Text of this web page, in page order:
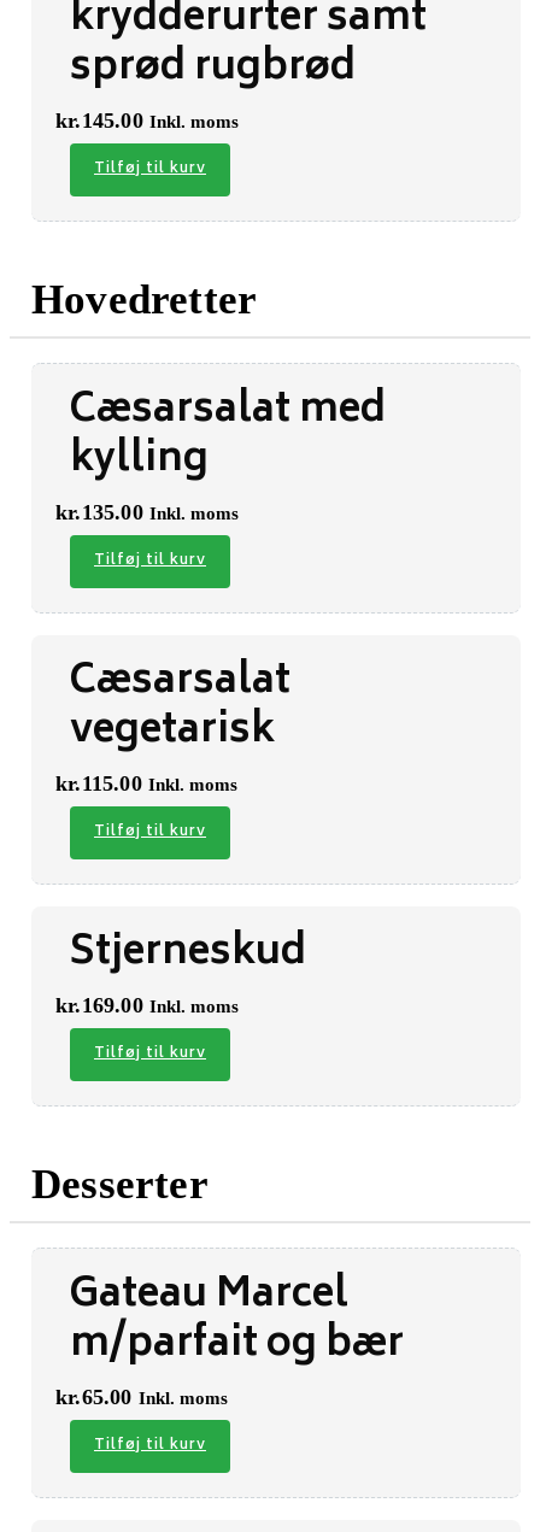
krydderurter samt
sprød rugbrød
kr.145.00 Inkl. moms
Tilføj til kurv
Hovedretter
Cæsarsalat med
kylling
kr.135.00 Inkl. moms
Tilføj til kurv
Cæsarsalat
vegetarisk
kr.115.00 Inkl. moms
Tilføj til kurv
Stjerneskud
kr.169.00 Inkl. moms
Tilføj til kurv
Desserter
Gateau Marcel
m/parfait og bær
kr.65.00 Inkl. moms
Tilføj til kurv